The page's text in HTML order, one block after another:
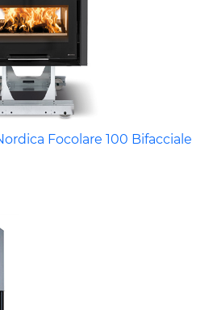
Focolare 100 Bifacciale